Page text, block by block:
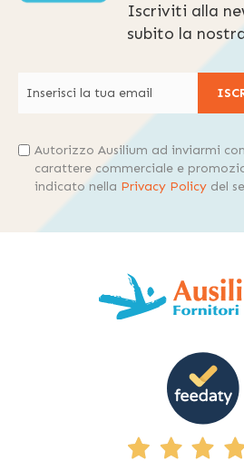
Iscriviti alla
subito la
Autorizzo Ausilium ad inviarmi
carattere commerciale e
indicato nella Privacy Policy del